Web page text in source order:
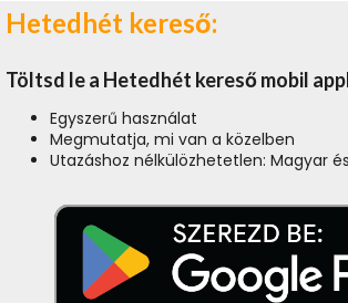
Hetedhét kereső:
Töltsd le a Hetedhét kereső mobil
Egyszerű használat
Megmutatja, mi van a közelben
Utazáshoz nélkülözhetetlen: Magyar